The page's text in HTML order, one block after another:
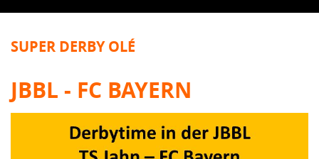
SUPER DERBY OLÉ
JBBL - FC BAYERN